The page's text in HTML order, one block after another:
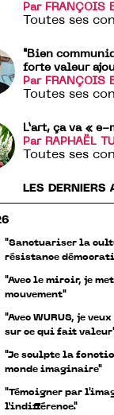
Par FRANÇOIS
Toutes ses
"Bien
forte valeur
Par FRANÇOIS
Toutes ses
L’art, ça va « e-
Par RAPHAËL
Toutes ses
LES DERNIERS
"Sanctuariser la
résistance
"Avec le miroir, je
mouvement"
"Avec WURUS, je
sur ce qui fait
"Je sculpte la
monde imaginaire"
"Témoigner par
l’indifférence."